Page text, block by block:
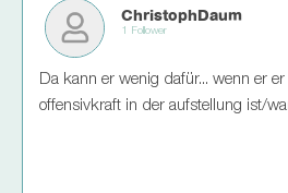
ChristophDaum
1 Follower
Da kann er wenig dafür... wenn er
offensivkraft in der aufstellung ist/